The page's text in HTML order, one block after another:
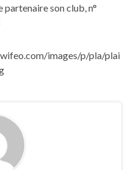
partenaire son club, n°